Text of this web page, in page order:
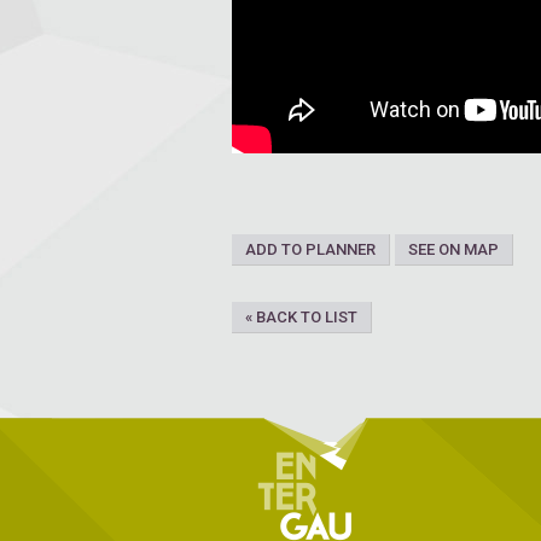
ADD TO PLANNER SEE ON MAP
« BACK TO LIST